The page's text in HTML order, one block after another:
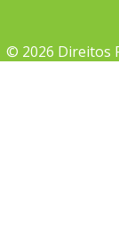
© 2026 Direitos